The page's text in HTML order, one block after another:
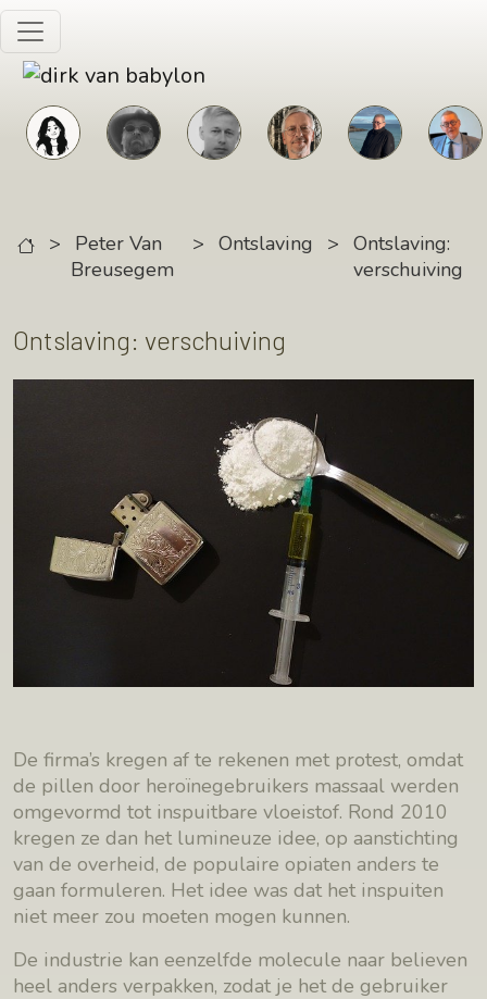
Skip to main content
>
Peter Van
Breusegem
> Ontslaving > Ontslaving:
verschuiving
Ontslaving: verschuiving
De firma’s kregen af te rekenen met protest, omdat
de pillen door heroïnegebruikers massaal werden
omgevormd tot inspuitbare vloeistof. Rond 2010
kregen ze dan het lumineuze idee, op aanstichting
van de overheid, de populaire opiaten anders te
gaan formuleren. Het idee was dat het inspuiten
niet meer zou moeten mogen kunnen.
De industrie kan eenzelfde molecule naar believen
heel anders verpakken, zodat je het de gebruiker